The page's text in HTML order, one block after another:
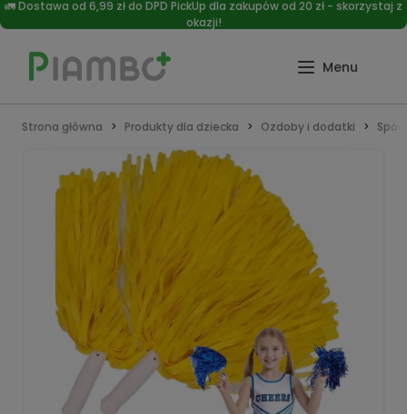
🚛 Dostawa od 6,99 zł do DPD PickUp dla zakupów od 20 zł - skorzystaj z
okazji!
Strona główna Produkty dla dziecka Ozdoby i dodatki